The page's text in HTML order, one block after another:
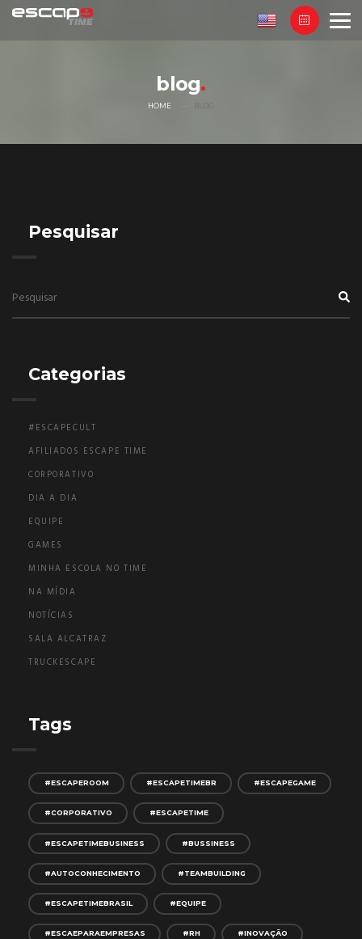
blog
HOME
Pesquisar
Categorias
#ESCAPECULT
AFILIADOS ESCAPE TIME
CORPORATIVO
DIA A DIA
EQUIPE
GAMES
MINHA ESCOLA NO TIME
NA MÍDIA
NOTÍCIAS
SALA ALCATRAZ
TRUCKESCAPE
Tags
#ESCAPEROOM #ESCAPETIMEBR #ESCAPEGAME
#CORPORATIVO #ESCAPETIME
#ESCAPETIMEBUSINESS #BUSSINESS
#AUTOCONHECIMENTO #TEAMBUILDING
#ESCAPETIMEBRASIL #EQUIPE
#ESCAEPARAEMPRESAS #RH #INOVAÇÃO